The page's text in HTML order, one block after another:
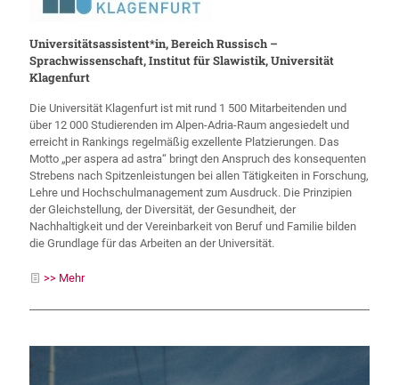
Universitätsassistent*in, Bereich Russisch –
Sprachwissenschaft, Institut für Slawistik, Universität
Klagenfurt
Die Universität Klagenfurt ist mit rund 1 500 Mitarbeitenden und
über 12 000 Studierenden im Alpen-Adria-Raum angesiedelt und
erreicht in Rankings regelmäßig exzellente Platzierungen. Das
Motto „per aspera ad astra“ bringt den Anspruch des konsequenten
Strebens nach Spitzenleistungen bei allen Tätigkeiten in Forschung,
Lehre und Hochschulmanagement zum Ausdruck. Die Prinzipien
der Gleichstellung, der Diversität, der Gesundheit, der
Nachhaltigkeit und der Vereinbarkeit von Beruf und Familie bilden
die Grundlage für das Arbeiten an der Universität.
>> Mehr